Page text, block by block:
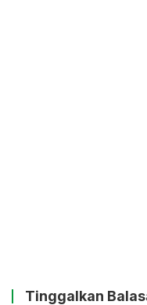
Tinggalkan